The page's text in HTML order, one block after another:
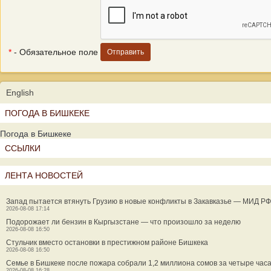
* - Обязательное поле
English
ПОГОДА В БИШКЕКЕ
Погода в Бишкеке
ССЫЛКИ
ЛЕНТА НОВОСТЕЙ
Запад пытается втянуть Грузию в новые конфликты в Закавказье — МИД РФ
2026-08-08 17:14
Подорожает ли бензин в Кыргызстане — что произошло за неделю
2026-08-08 16:50
Стульчик вместо остановки в престижном районе Бишкека
2026-08-08 16:50
Семье в Бишкеке после пожара собрали 1,2 миллиона сомов за четыре часа